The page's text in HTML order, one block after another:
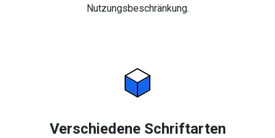
Nutzungsbeschränkung.
Verschiedene Schriftarten